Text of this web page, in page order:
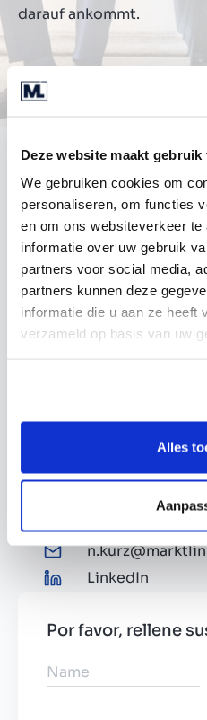
Deze website maakt gebruik
We gebruiken cookies om
personaliseren, om functies
en om ons websiteverkeer
informatie over uw gebruik
partners voor social media,
partners kunnen deze
informatie die u aan ze heeft
verzameld op basis van uw
Alles
darauf ankommt.
LinkedIn
Por favor, rellene